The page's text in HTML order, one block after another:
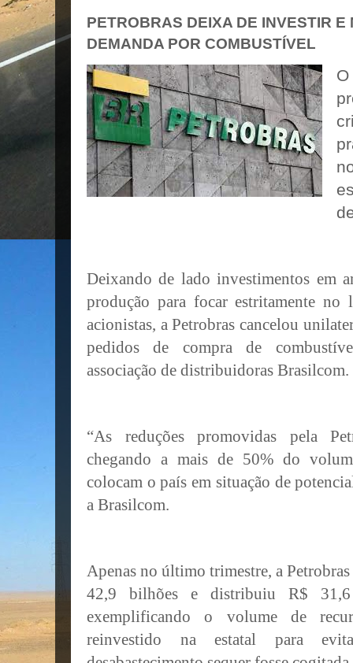
PETROBRAS DEIXA DE INVESTIR E
DEMANDA POR COMBUSTÍVEL
Deixando de lado investimentos em
produção para focar estritamente
acionistas, a Petrobras cancelou
pedidos de compra de
associação de distribuidoras Brasilcom.
“As reduções promovidas pela
chegando a mais de 50% do
colocam o país em situação de
a Brasilcom.
Apenas no último trimestre, a
42,9 bilhões e distribuiu R$
exemplificando o volume de
reinvestido na estatal para